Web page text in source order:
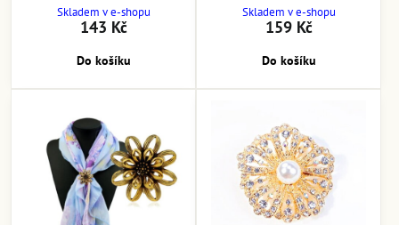
Skladem v e-shopu
143 Kč
Do košíku
Skladem v e-shopu
159 Kč
Do košíku